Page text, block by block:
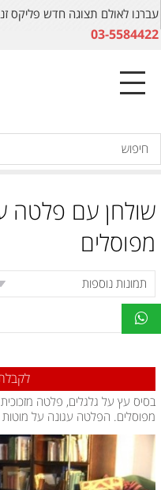
עברנו לאולם תצוגה חדש פליקס זנדמן 10
03-5584422
שולחן עם פלטה
מפוסלים
מפוסלים. הפלטה עגונה על מוטות